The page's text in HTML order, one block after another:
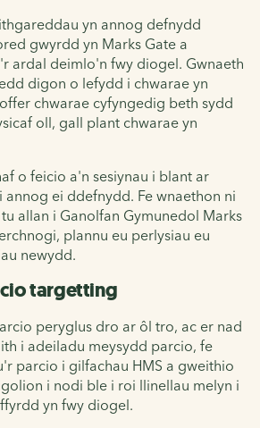
yn annog defnydd
gwyrdd yn Marks Gate a
ardal deimlo'n fwy diogel. Gwnaeth
digon o lefydd i chwarae yn
chwarae cyfyngedig beth sydd
oll, gall plant chwarae yn
o feicio a'n sesiynau i blant ar
annog ei ddefnydd. Fe wnaethon ni
allan i Ganolfan Gymunedol Marks
plannu eu perlysiau eu
newydd.
targetting
peryglus dro ar ôl tro, ac er nad
i adeiladu meysydd parcio, fe
parcio i gilfachau HMS a gweithio
i nodi ble i roi llinellau melyn i
yn fwy diogel.